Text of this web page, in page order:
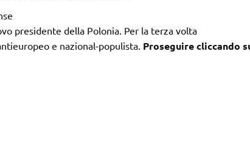
presidente della Polonia. Per la terza volta
e nazional-populista. Proseguire cliccando